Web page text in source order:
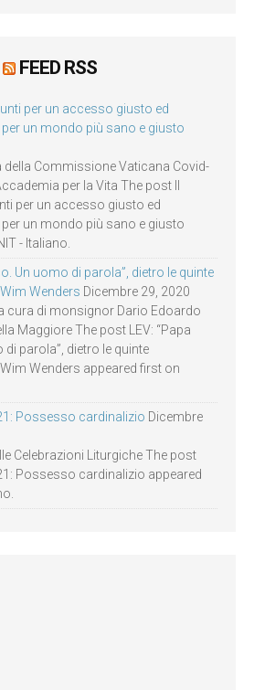
FEED RSS
per un accesso giusto ed
un mondo più sano e giusto
Commissione Vaticana Covid-
per la Vita The post Il
per un accesso giusto ed
un mondo più sano e giusto
- Italiano.
Un uomo di parola”, dietro le quinte
Wenders Dicembre 29, 2020
cura di monsignor Dario Edoardo
Maggiore The post LEV: “Papa
parola”, dietro le quinte
Wenders appeared first on
Possesso cardinalizio Dicembre
Celebrazioni Liturgiche The post
Possesso cardinalizio appeared